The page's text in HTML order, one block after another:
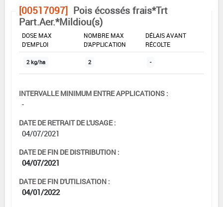
[00517097] Pois écossés frais*Trt
Part.Aer.*Mildiou(s)
DOSE MAX
D'EMPLOI
NOMBRE MAX
D'APPLICATION
DÉLAIS AVANT
RÉCOLTE
2 kg/ha 2 -
INTERVALLE MINIMUM ENTRE APPLICATIONS :
-
DATE DE RETRAIT DE L'USAGE :
04/07/2021
DATE DE FIN DE DISTRIBUTION :
04/07/2021
DATE DE FIN D'UTILISATION :
04/01/2022